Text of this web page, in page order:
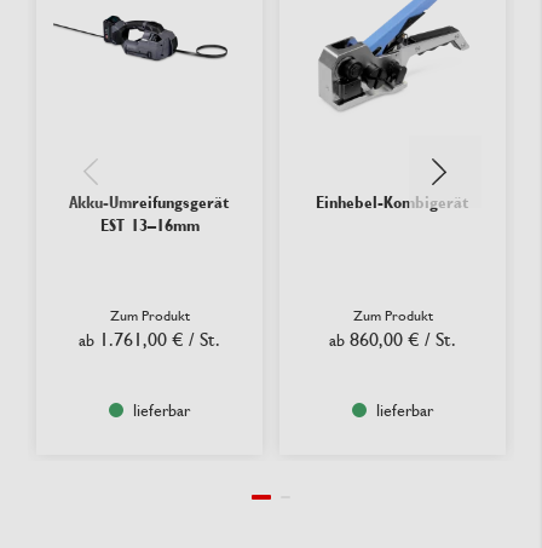
Akku-Umreifungsgerät
EST 13–16mm
Zum Produkt
ab 1.761,00 € / St.
lieferbar
Einhebel-Kombigerät
Zum Produkt
ab 860,00 € / St.
lieferbar